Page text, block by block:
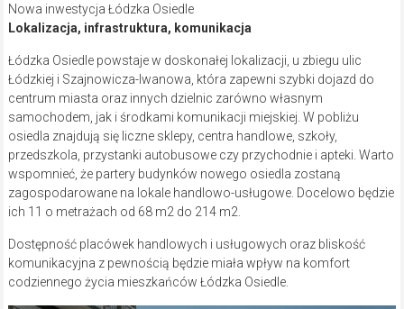
Nowa inwestycja Łódzka Osiedle
Lokalizacja, infrastruktura, komunikacja
Łódzka Osiedle powstaje w doskonałej lokalizacji, u zbiegu ulic
Łódzkiej i Szajnowicza-Iwanowa, która zapewni szybki dojazd do
centrum miasta oraz innych dzielnic zarówno własnym
samochodem, jak i środkami komunikacji miejskiej. W pobliżu
osiedla znajdują się liczne sklepy, centra handlowe, szkoły,
przedszkola, przystanki autobusowe czy przychodnie i apteki. Warto
wspomnieć, że partery budynków nowego osiedla zostaną
zagospodarowane na lokale handlowo-usługowe. Docelowo będzie
ich 11 o metrażach od 68 m2 do 214 m2.
Dostępność placówek handlowych i usługowych oraz bliskość
komunikacyjna z pewnością będzie miała wpływ na komfort
codziennego życia mieszkańców Łódzka Osiedle.